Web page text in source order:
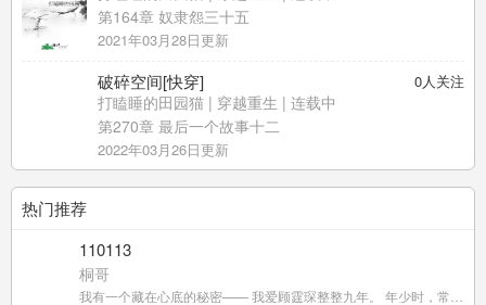
第164章 奴隶怨三十五
2021年03月28日更新
0人关注
破碎空间[快穿]
打瞌睡的田园猫 | 穿越重生 | 连载中
第270章 最后一个故事十二
2022年03月26日更新
热门推荐
110113
桐哥
我有一个藏在心底的秘密—— 我爱顾霆琛整整九年。 年少时，常尾随